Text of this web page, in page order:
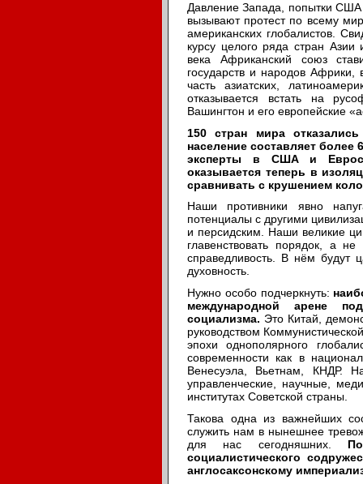
Давление Запада, попытки США
вызывают протест по всему
американских глобалистов.
курсу целого ряда стран
века Африканский союз
государств и народов
часть азиатских,
отказывается встать на
Вашингтон и его европейские
150 стран мира
население составляет
эксперты в США и
оказывается теперь в
сравнивать с крушением
Наши противники явно
потенциалы с другими
и персидским. Наши великие
главенствовать порядок, а
справедливость. В нём будут
духовность.
Нужно особо подчеркнуть:
международной арене
социализма. Это Китай,
руководством
эпохи однополярного
современности как в
Венесуэла, Вьетнам, КНДР.
управленческие, научные,
институтах Советской страны.
Такова одна из важнейших
служить нам в нынешнее
для нас сегодняшних.
социалистического
англосаксонскому